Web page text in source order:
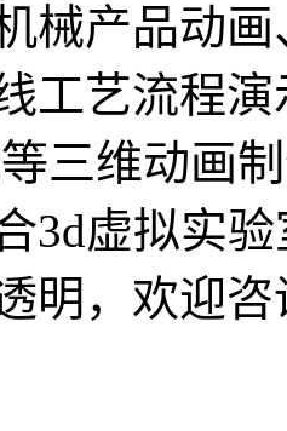
械产品动
工艺流程
三维动画
3d虚拟实
明，欢迎咨